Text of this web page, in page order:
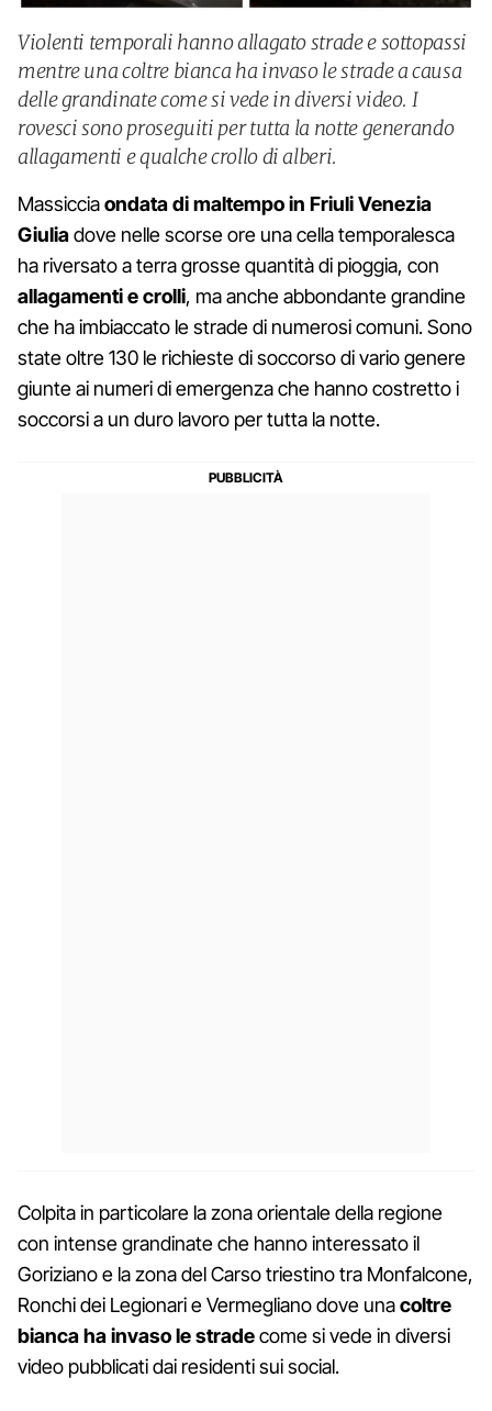
Violenti temporali hanno allagato strade e sottopassi
mentre una coltre bianca ha invaso le strade a causa
delle grandinate come si vede in diversi video. I
rovesci sono proseguiti per tutta la notte generando
allagamenti e qualche crollo di alberi.
Massicciaondata di maltempo in Friuli Venezia
Giuliadove nelle scorse ore una cella temporalesca
ha riversato a terra grosse quantità di pioggia, con
allagamenti e crolli, ma anche abbondante grandine
che ha imbiaccato le strade di numerosi comuni. Sono
state oltre 130 le richieste di soccorso di vario genere
giunte ai numeri di emergenza che hanno costretto i
soccorsi a un duro lavoro per tutta la notte.
Colpita in particolare la zona orientale della regione
con intense grandinate che hanno interessato il
Goriziano e la zona del Carso triestino tra Monfalcone,
Ronchi dei Legionari e Vermegliano dove unacoltre
bianca ha invaso le stradecome si vede in diversi
video pubblicati dai residenti sui social.